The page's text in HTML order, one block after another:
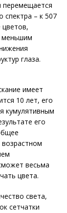
перемещается
спектра – к 507
цветов,
меньшим
глаза.
имеет
10 лет, его
кумулятивным
его
весьма
цвета.
света,
сетчатки